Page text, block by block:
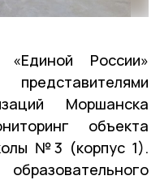
России»
Моршанска
объекта
№3 (корпус 1).